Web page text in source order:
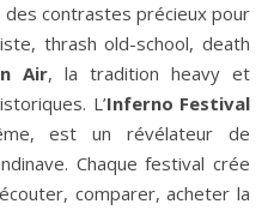
contrastes précieux pour
thrash old-school, death
Air, la tradition heavy et
L’Inferno Festival
est un révélateur de
Chaque festival crée
comparer, acheter la